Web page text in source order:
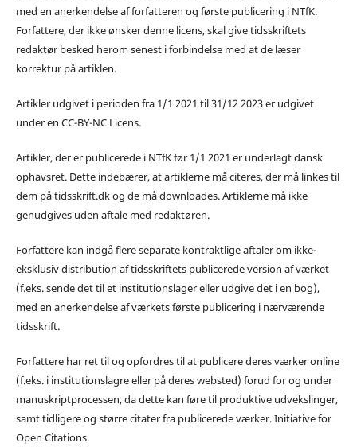
med en anerkendelse af forfatteren og første publicering i NTfK.
Forfattere, der ikke ønsker denne licens, skal give tidsskriftets
redaktør besked herom senest i forbindelse med at de læser
korrektur på artiklen.
Artikler udgivet i perioden fra 1/1 2021 til 31/12 2023 er udgivet
under en CC-BY-NC Licens.
Artikler, der er publicerede i NTfK før 1/1 2021 er underlagt dansk
ophavsret. Dette indebærer, at artiklerne må citeres, der må linkes til
dem på tidsskrift.dk og de må downloades. Artiklerne må ikke
genudgives uden aftale med redaktøren.
Forfattere kan indgå flere separate kontraktlige aftaler om ikke-
eksklusiv distribution af tidsskriftets publicerede version af værket
(f.eks. sende det til et institutionslager eller udgive det i en bog),
med en anerkendelse af værkets første publicering i nærværende
tidsskrift.
Forfattere har ret til og opfordres til at publicere deres værker online
(f.eks. i institutionslagre eller på deres websted) forud for og under
manuskriptprocessen, da dette kan føre til produktive udvekslinger,
samt tidligere og større citater fra publicerede værker. Initiative for
Open Citations.